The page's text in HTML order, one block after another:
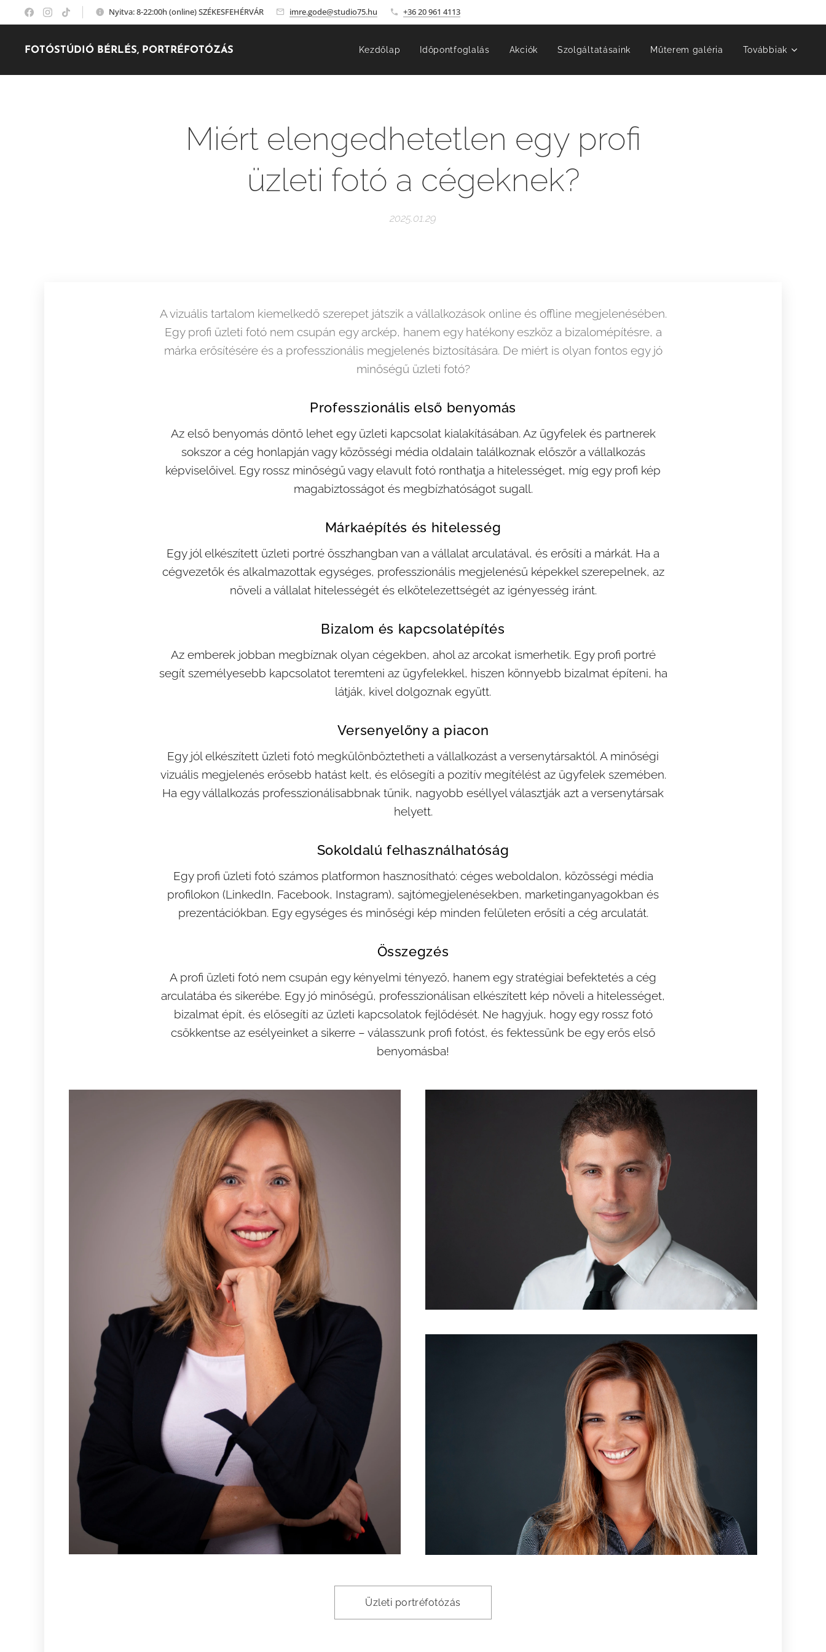
Nyitva: 8-22:00h (online) SZÉKESFEHÉRVÁR imre.gode@studio75.hu +36 20 961 4113
FOTÓSTÚDIÓ BÉRLÉS, PORTRÉFOTÓZÁS Kezdőlap Időpontfoglalás Akciók Szolgáltatásaink Műterem galéria Továbbiak
Miért elengedhetetlen egy profi
üzleti fotó a cégeknek?
2025.01.29
A vizuális tartalom kiemelkedő szerepet játszik a vállalkozások online és offline megjelenésében.
Egy profi üzleti fotó nem csupán egy arckép, hanem egy hatékony eszköz a bizalomépítésre, a
márka erősítésére és a professzionális megjelenés biztosítására. De miért is olyan fontos egy jó
minőségű üzleti fotó?
Professzionális első benyomás
Az első benyomás döntő lehet egy üzleti kapcsolat kialakításában. Az ügyfelek és partnerek
sokszor a cég honlapján vagy közösségi média oldalain találkoznak először a vállalkozás
képviselőivel. Egy rossz minőségű vagy elavult fotó ronthatja a hitelességet, míg egy profi kép
magabiztosságot és megbízhatóságot sugall.
Márkaépítés és hitelesség
Egy jól elkészített üzleti portré összhangban van a vállalat arculatával, és erősíti a márkát. Ha a
cégvezetők és alkalmazottak egységes, professzionális megjelenésű képekkel szerepelnek, az
növeli a vállalat hitelességét és elkötelezettségét az igényesség iránt.
Bizalom és kapcsolatépítés
Az emberek jobban megbíznak olyan cégekben, ahol az arcokat ismerhetik. Egy profi portré
segít személyesebb kapcsolatot teremteni az ügyfelekkel, hiszen könnyebb bizalmat építeni, ha
látják, kivel dolgoznak együtt.
Versenyelőny a piacon
Egy jól elkészített üzleti fotó megkülönböztetheti a vállalkozást a versenytársaktól. A minőségi
vizuális megjelenés erősebb hatást kelt, és elősegíti a pozitív megítélést az ügyfelek szemében.
Ha egy vállalkozás professzionálisabbnak tűnik, nagyobb eséllyel választják azt a versenytársak
helyett.
Sokoldalú felhasználhatóság
Egy profi üzleti fotó számos platformon hasznosítható: céges weboldalon, közösségi média
profilokon (LinkedIn, Facebook, Instagram), sajtómegjelenésekben, marketinganyagokban és
prezentációkban. Egy egységes és minőségi kép minden felületen erősíti a cég arculatát.
Összegzés
A profi üzleti fotó nem csupán egy kényelmi tényező, hanem egy stratégiai befektetés a cég
arculatába és sikerébe. Egy jó minőségű, professzionálisan elkészített kép növeli a hitelességet,
bizalmat épít, és elősegíti az üzleti kapcsolatok fejlődését. Ne hagyjuk, hogy egy rossz fotó
csökkentse az esélyeinket a sikerre – válasszunk profi fotóst, és fektessünk be egy erős első
benyomásba!
Üzleti portréfotózás